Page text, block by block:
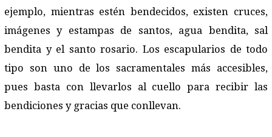
ejemplo, mientras estén bendecidos, existen cruces,
imágenes y estampas de santos, agua bendita, sal
bendita y el santo rosario. Los escapularios de todo
tipo son uno de los sacramentales más accesibles,
pues basta con llevarlos al cuello para recibir las
bendiciones y gracias que conllevan.